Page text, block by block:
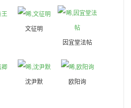
文征明
因宜堂法帖
沈尹默 欧阳询